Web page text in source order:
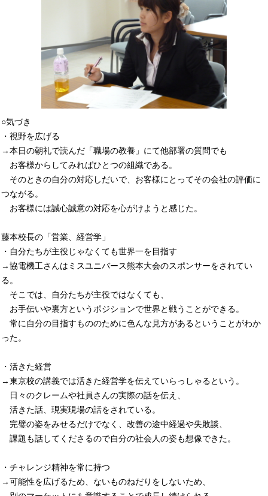
○気づき
・視野を広げる
→本日の朝礼で読んだ「職場の教養」にて他部署の質問でも
お客様からしてみればひとつの組織である。
そのときの自分の対応しだいで、お客様にとってその会社の評価に
つながる。
お客様には誠心誠意の対応を心がけようと感じた。
藤本校長の「営業、経営学」
・自分たちが主役じゃなくても世界一を目指す
→協電機工さんはミスユニバース熊本大会のスポンサーをされてい
る。
そこでは、自分たちが主役ではなくても、
お手伝いや裏方というポジションで世界と戦うことができる。
常に自分の目指すもののために色んな見方があるということがわか
った。
・活きた経営
→東京校の講義では活きた経営学を伝えていらっしゃるという。
日々のクレームや社員さんの実際の話を伝え、
活きた話、現実現場の話をされている。
完璧の姿をみせるだけでなく、改善の途中経過や失敗談、
課題も話してくださるので自分の社会人の姿も想像できた。
・チャレンジ精神を常に持つ
→可能性を広げるため、ないものねだりをしないため、